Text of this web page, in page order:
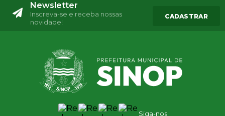
Newsletter
Inscreva-se e receba nossas
novidade!
CADASTRAR
Siga-nos